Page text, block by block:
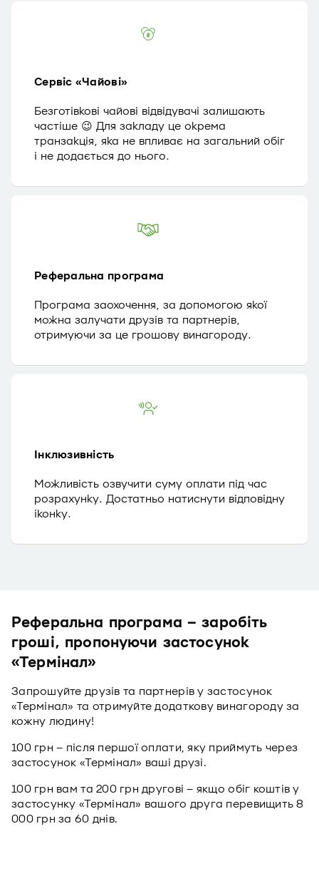
Сервіс «Чайові»
Безготівкові чайові відвідувачі залишають
частіше 😉 Для закладу це окрема
транзакція, яка не впливає на загальний обіг
і не додається до нього.
Реферальна програма
Програма заохочення, за допомогою якої
можна залучати друзів та партнерів,
отримуючи за це грошову винагороду.
Інклюзивність
Можливість озвучити суму оплати під час
розрахунку. Достатньо натиснути відповідну
іконку.
Реферальна програма – заробіть
гроші, пропонуючи застосунок
«Термінал»
Запрошуйте друзів та партнерів у застосунок
«Термінал» та отримуйте додаткову винагороду за
кожну людину!
100 грн – після першої оплати, яку приймуть через
застосунок «Термінал» ваші друзі.
100 грн вам та 200 грн другові – якщо обіг коштів у
застосунку «Термінал» вашого друга перевищить 8
000 грн за 60 днів.